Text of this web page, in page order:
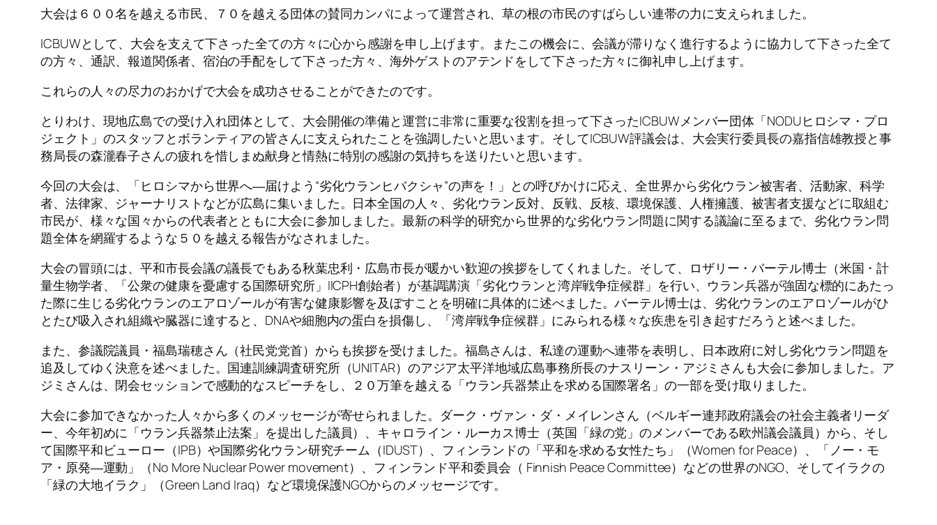
大会は６００名を越える市民、７０を越える団体の賛同カンパによって運営され、草の根の市民のすばらしい連帯の力に支えられました。
ICBUWとして、大会を支えて下さった全ての方々に心から感謝を申し上げます。またこの機会に、会議が滞りなく進行するように協力して下さった全て
の方々、通訳、報道関係者、宿泊の手配をして下さった方々、海外ゲストのアテンドをして下さった方々に御礼申し上げます。
これらの人々の尽力のおかげで大会を成功させることができたのです。
とりわけ、現地広島での受け入れ団体として、大会開催の準備と運営に非常に重要な役割を担って下さったICBUWメンバー団体「NODUヒロシマ・プロ
ジェクト」のスタッフとボランティアの皆さんに支えられたことを強調したいと思います。そしてICBUW評議会は、大会実行委員長の嘉指信雄教授と事
務局長の森瀧春子さんの疲れを惜しまぬ献身と情熱に特別の感謝の気持ちを送りたいと思います。
今回の大会は、「ヒロシマから世界へ―届けよう“劣化ウランヒバクシャ”の声を！」との呼びかけに応え、全世界から劣化ウラン被害者、活動家、科学
者、法律家、ジャーナリストなどが広島に集いました。日本全国の人々、劣化ウラン反対、反戦、反核、環境保護、人権擁護、被害者支援などに取組む
市民が、様々な国々からの代表者とともに大会に参加しました。最新の科学的研究から世界的な劣化ウラン問題に関する議論に至るまで、劣化ウラン問
題全体を網羅するような５０を越える報告がなされました。
大会の冒頭には、平和市長会議の議長でもある秋葉忠利・広島市長が暖かい歓迎の挨拶をしてくれました。そして、ロザリー・バーテル博士（米国・計
量生物学者、「公衆の健康を憂慮する国際研究所」IICPH創始者）が基調講演「劣化ウランと湾岸戦争症候群」を行い、ウラン兵器が強固な標的にあたっ
た際に生じる劣化ウランのエアロゾールが有害な健康影響を及ぼすことを明確に具体的に述べました。バーテル博士は、劣化ウランのエアロゾールがひ
とたび吸入され組織や臓器に達すると、DNAや細胞内の蛋白を損傷し、「湾岸戦争症候群」にみられる様々な疾患を引き起すだろうと述べました。
また、参議院議員・福島瑞穂さん（社民党党首）からも挨拶を受けました。福島さんは、私達の運動へ連帯を表明し、日本政府に対し劣化ウラン問題を
追及してゆく決意を述べました。国連訓練調査研究所（UNITAR）のアジア太平洋地域広島事務所長のナスリーン・アジミさんも大会に参加しました。ア
ジミさんは、閉会セッションで感動的なスピーチをし、２０万筆を越える「ウラン兵器禁止を求める国際署名」の一部を受け取りました。
大会に参加できなかった人々から多くのメッセージが寄せられました。ダーク・ヴァン・ダ・メイレンさん（ベルギー連邦政府議会の社会主義者リーダ
ー、今年初めに「ウラン兵器禁止法案」を提出した議員）、キャロライン・ルーカス博士（英国「緑の党」のメンバーである欧州議会議員）から、そし
て国際平和ビューロー（IPB）や国際劣化ウラン研究チーム（IDUST）、フィンランドの「平和を求める女性たち」（Women for Peace）、「ノー・モ
ア・原発―運動」（No More Nuclear Power movement）、フィンランド平和委員会（ Finnish Peace Committee）などの世界のNGO、そしてイラクの
「緑の大地イラク」（Green Land Iraq）など環境保護NGOからのメッセージです。